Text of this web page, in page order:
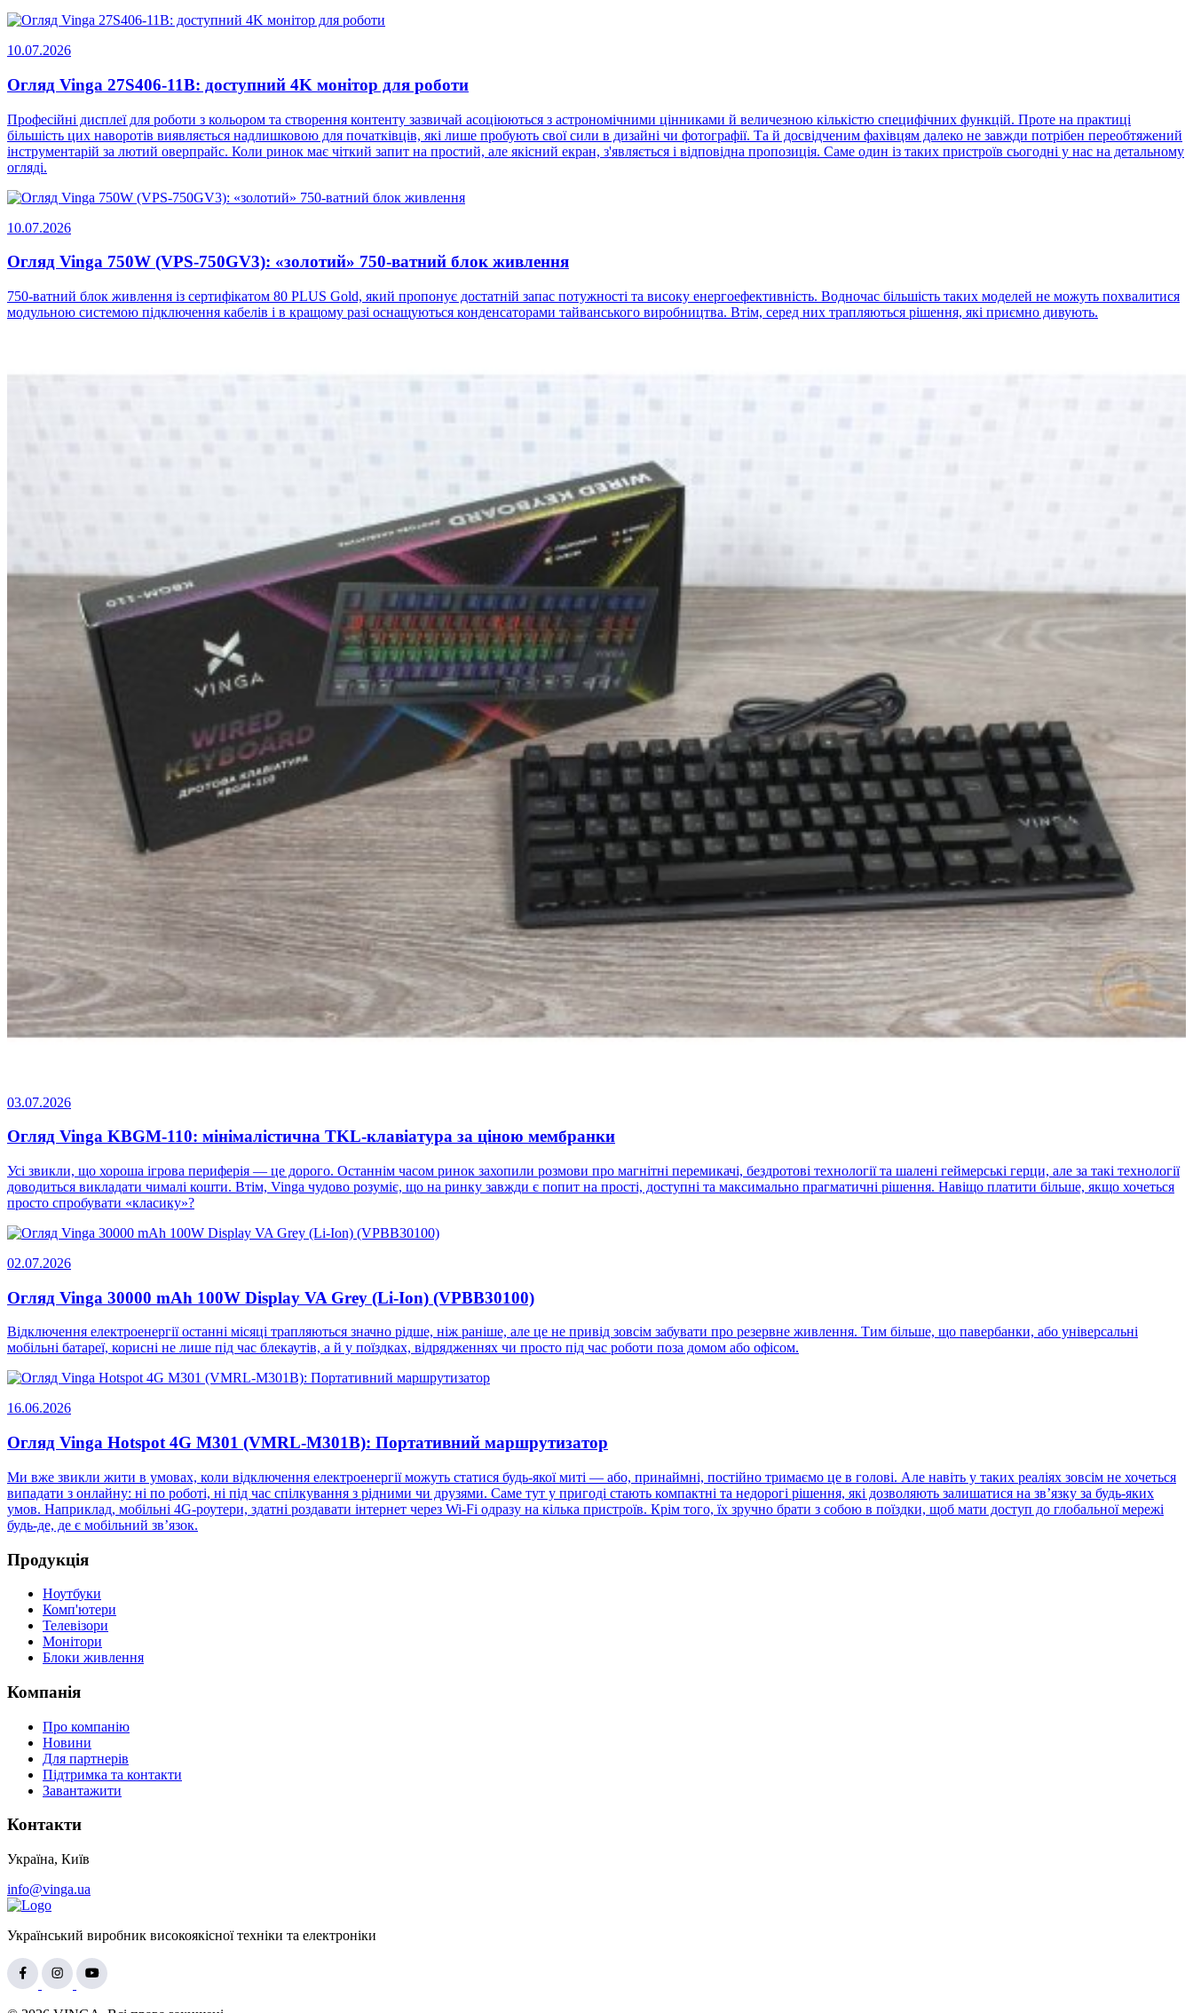
10.07.2026
Огляд Vinga 27S406-11B: доступний 4K монітор для роботи
Професійні дисплеї для роботи з кольором та створення контенту зазвичай асоціюються з астрономічними цінниками й величезною кількістю специфічних функцій. Проте на практиці
більшість цих наворотів виявляється надлишковою для початківців, які лише пробують свої сили в дизайні чи фотографії. Та й досвідченим фахівцям далеко не завжди потрібен переобтяжений
інструментарій за лютий оверпрайс. Коли ринок має чіткий запит на простий, але якісний екран, з'являється і відповідна пропозиція. Саме один із таких пристроїв сьогодні у нас на детальному
огляді.
10.07.2026
Огляд Vinga 750W (VPS-750GV3): «золотий» 750-ватний блок живлення
750-ватний блок живлення із сертифікатом 80 PLUS Gold, який пропонує достатній запас потужності та високу енергоефективність. Водночас більшість таких моделей не можуть похвалитися
модульною системою підключення кабелів і в кращому разі оснащуються конденсаторами тайванського виробництва. Втім, серед них трапляються рішення, які приємно дивують.
03.07.2026
Огляд Vinga KBGM-110: мінімалістична TKL-клавіатура за ціною мембранки
Усі звикли, що хороша ігрова периферія — це дорого. Останнім часом ринок захопили розмови про магнітні перемикачі, бездротові технології та шалені геймерські герци, але за такі технології
доводиться викладати чималі кошти. Втім, Vinga чудово розуміє, що на ринку завжди є попит на прості, доступні та максимально прагматичні рішення. Навіщо платити більше, якщо хочеться
просто спробувати «класику»?
02.07.2026
Огляд Vinga 30000 mAh 100W Display VA Grey (Li-Ion) (VPBB30100)
Відключення електроенергії останні місяці трапляються значно рідше, ніж раніше, але це не привід зовсім забувати про резервне живлення. Тим більше, що павербанки, або універсальні
мобільні батареї, корисні не лише під час блекаутів, а й у поїздках, відрядженнях чи просто під час роботи поза домом або офісом.
16.06.2026
Огляд Vinga Hotspot 4G M301 (VMRL-M301B): Портативний маршрутизатор
Ми вже звикли жити в умовах, коли відключення електроенергії можуть статися будь-якої миті — або, принаймні, постійно тримаємо це в голові. Але навіть у таких реаліях зовсім не хочеться
випадати з онлайну: ні по роботі, ні під час спілкування з рідними чи друзями. Саме тут у пригоді стають компактні та недорогі рішення, які дозволяють залишатися на зв’язку за будь-яких
умов. Наприклад, мобільні 4G-роутери, здатні роздавати інтернет через Wi-Fi одразу на кілька пристроїв. Крім того, їх зручно брати з собою в поїздки, щоб мати доступ до глобальної мережі
будь-де, де є мобільний зв’язок.
Продукція
Ноутбуки
Комп'ютери
Телевізори
Монітори
Блоки живлення
Компанія
Про компанію
Новини
Для партнерів
Підтримка та контакти
Завантажити
Контакти
Україна, Київ
info@vinga.ua
Український виробник високоякісної техніки та електроніки